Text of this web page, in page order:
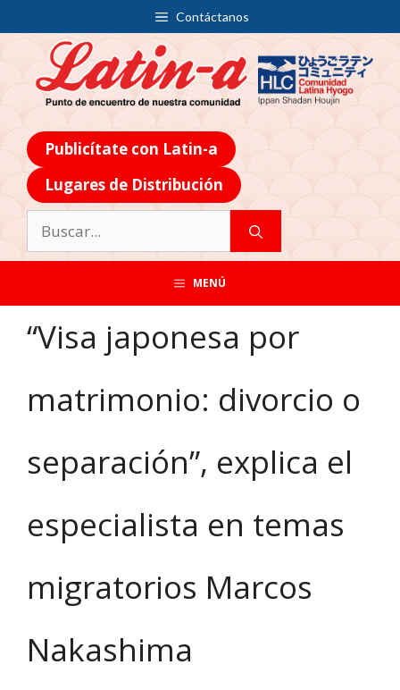
Contáctanos
Publicítate con Latin-a
Lugares de Distribución
MENÚ
“Visa japonesa por
matrimonio: divorcio o
separación”, explica el
especialista en temas
migratorios Marcos
Nakashima